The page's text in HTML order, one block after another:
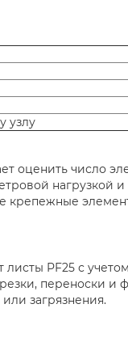
узлу
оценить число
нагрузкой и
крепежные
листы PF25 с
переноски и
загрязнения.